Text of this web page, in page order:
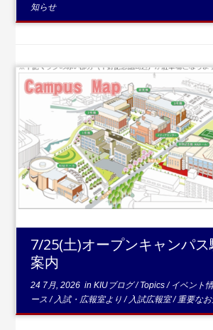
知らせ
...続きを読む
7/25(土)オープンキャンパ
案内
24 7月, 2026 inKIUブログ/Topics/ イベント
ース/ 入試・広報室より/ 入試広報室/重要な